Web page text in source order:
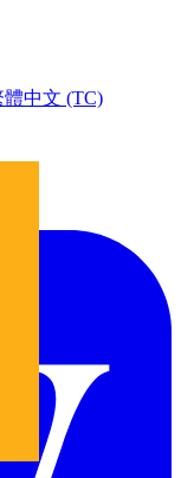
體中文 (TC)